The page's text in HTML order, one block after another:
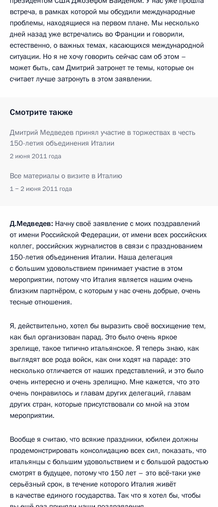
встреча, в рамках которой мы обсудили международные
проблемы, находящиеся на первом плане. Мы несколько
дней назад уже встречались во Франции и говорили,
естественно, о важных темах, касающихся международной
ситуации. Но я не хочу говорить сейчас сам об этом –
может быть, сам Дмитрий затронет те темы, которые он
считает лучше затронуть в этом заявлении.
Смотрите также
Дмитрий Медведев принял участие в торжествах в честь
150-летия объединения Италии
2 июня 2011 года
Все материалы о визите в Италию
1 − 2 июня 2011 года
Д.Медведев: Начну своё заявление с моих поздравлений
от имени Российской Федерации, от имени всех российских
коллег, российских журналистов в связи с празднованием
150-летия объединения Италии. Наша делегация
с большим удовольствием принимает участие в этом
мероприятии, потому что Италия является нашим очень
близким партнёром, с которым у нас очень добрые, очень
тесные отношения.
Я, действительно, хотел бы выразить своё восхищение тем,
как был организован парад. Это было очень яркое
зрелище, такое типично итальянское. Я теперь знаю, как
выглядят все рода войск, как они ходят на параде: это
несколько отличается от наших представлений, и это было
очень интересно и очень зрелищно. Мне кажется, что это
очень понравилось и главам других делегаций, главам
других стран, которые присутствовали со мной на этом
мероприятии.
Вообще я считаю, что всякие праздники, юбилеи должны
продемонстрировать консолидацию всех сил, показать, что
итальянцы с большим удовольствием и с большой радостью
смотрят в будущее, потому что 150 лет – это всё‑таки уже
серьёзный срок, в течение которого Италия живёт
в качестве единого государства. Так что я хотел бы, чтобы